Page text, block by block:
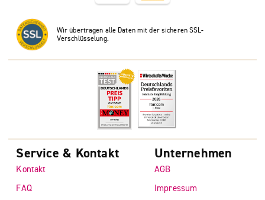
Wir übertragen alle Daten mit der sicheren SSL-
Verschlüsselung.
Service & Kontakt
Kontakt
FAQ
Unternehmen
AGB
Impressum